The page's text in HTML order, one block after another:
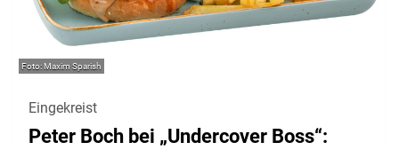
Maxim Sparish
Eingekreist
Peter Boch bei „Undercover Boss“: